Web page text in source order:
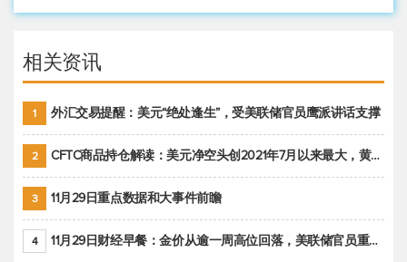
相关资讯
1 外汇交易提醒：美元“绝处逢生”，受美联储官员鹰派讲话支撑
2 CFTC商品持仓解读：美元净空头创2021年7月以来最大，黄金期货投机性净多头头寸减少
3 11月29日重点数据和大事件前瞻
4 11月29日财经早餐：金价从逾一周高位回落，美联储官员重申鹰派立场推动美元回升